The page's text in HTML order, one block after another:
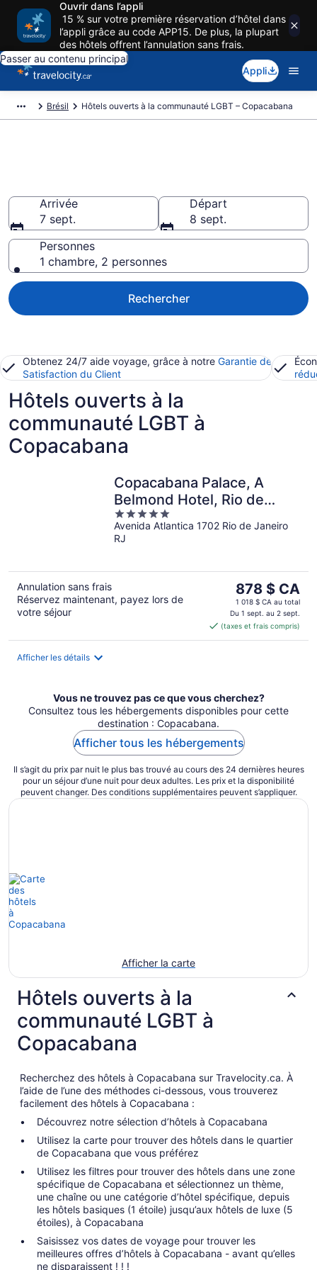
Ouvrir dans l’appli
15 % sur votre première réservation d’hôtel dans
l’appli grâce au code APP15. De plus, la plupart
des hôtels offrent l’annulation sans frais.
Passer au contenu principal
Appli
Brésil Hôtels ouverts à la communauté LGBT – Copacabana
Arrivée
7 sept.
Départ
8 sept.
Personnes
1 chambre, 2 personnes
Rechercher
Obtenez 24/7 aide voyage, grâce à notre Garantie de
Satisfaction du Client
Hôtels ouverts à la
communauté LGBT à
Copacabana
Copacabana Palace, A
Belmond Hotel, Rio de
Janeiro
5
out
of
Avenida Atlantica 1702 Rio de Janeiro
RJ
Annulation sans frais
Réservez maintenant, payez lors de
votre séjour
Le
prix
est
de 878 $ CA
par
878 $ CA
1 018 $ CA au total
Du 1 sept. au 2 sept.
(taxes et frais compris)
Afficher les détails
Vous ne trouvez pas ce que vous cherchez?
Consultez tous les hébergements disponibles pour cette
destination : Copacabana.
Afficher tous les hébergements
Il s’agit du prix par nuit le plus bas trouvé au cours des 24 dernières heures
pour un séjour d’une nuit pour deux adultes. Les prix et la disponibilité
peuvent changer. Des conditions supplémentaires peuvent s’appliquer.
Afficher la carte
Hôtels ouverts à la
communauté LGBT à
Copacabana
Recherchez des hôtels à Copacabana sur Travelocity.ca. À
l’aide de l’une des méthodes ci-dessous, vous trouverez
facilement des hôtels à Copacabana :
Découvrez notre sélection d’hôtels à Copacabana
Utilisez la carte pour trouver des hôtels dans le quartier
de Copacabana que vous préférez
Utilisez les filtres pour trouver des hôtels dans une zone
spécifique de Copacabana et sélectionnez un thème,
une chaîne ou une catégorie d’hôtel spécifique, depuis
les hôtels basiques (1 étoile) jusqu’aux hôtels de luxe (5
étoiles), à Copacabana
Saisissez vos dates de voyage pour trouver les
meilleures offres d’hôtels à Copacabana - avant qu’elles
ne disparaissent ! ! !